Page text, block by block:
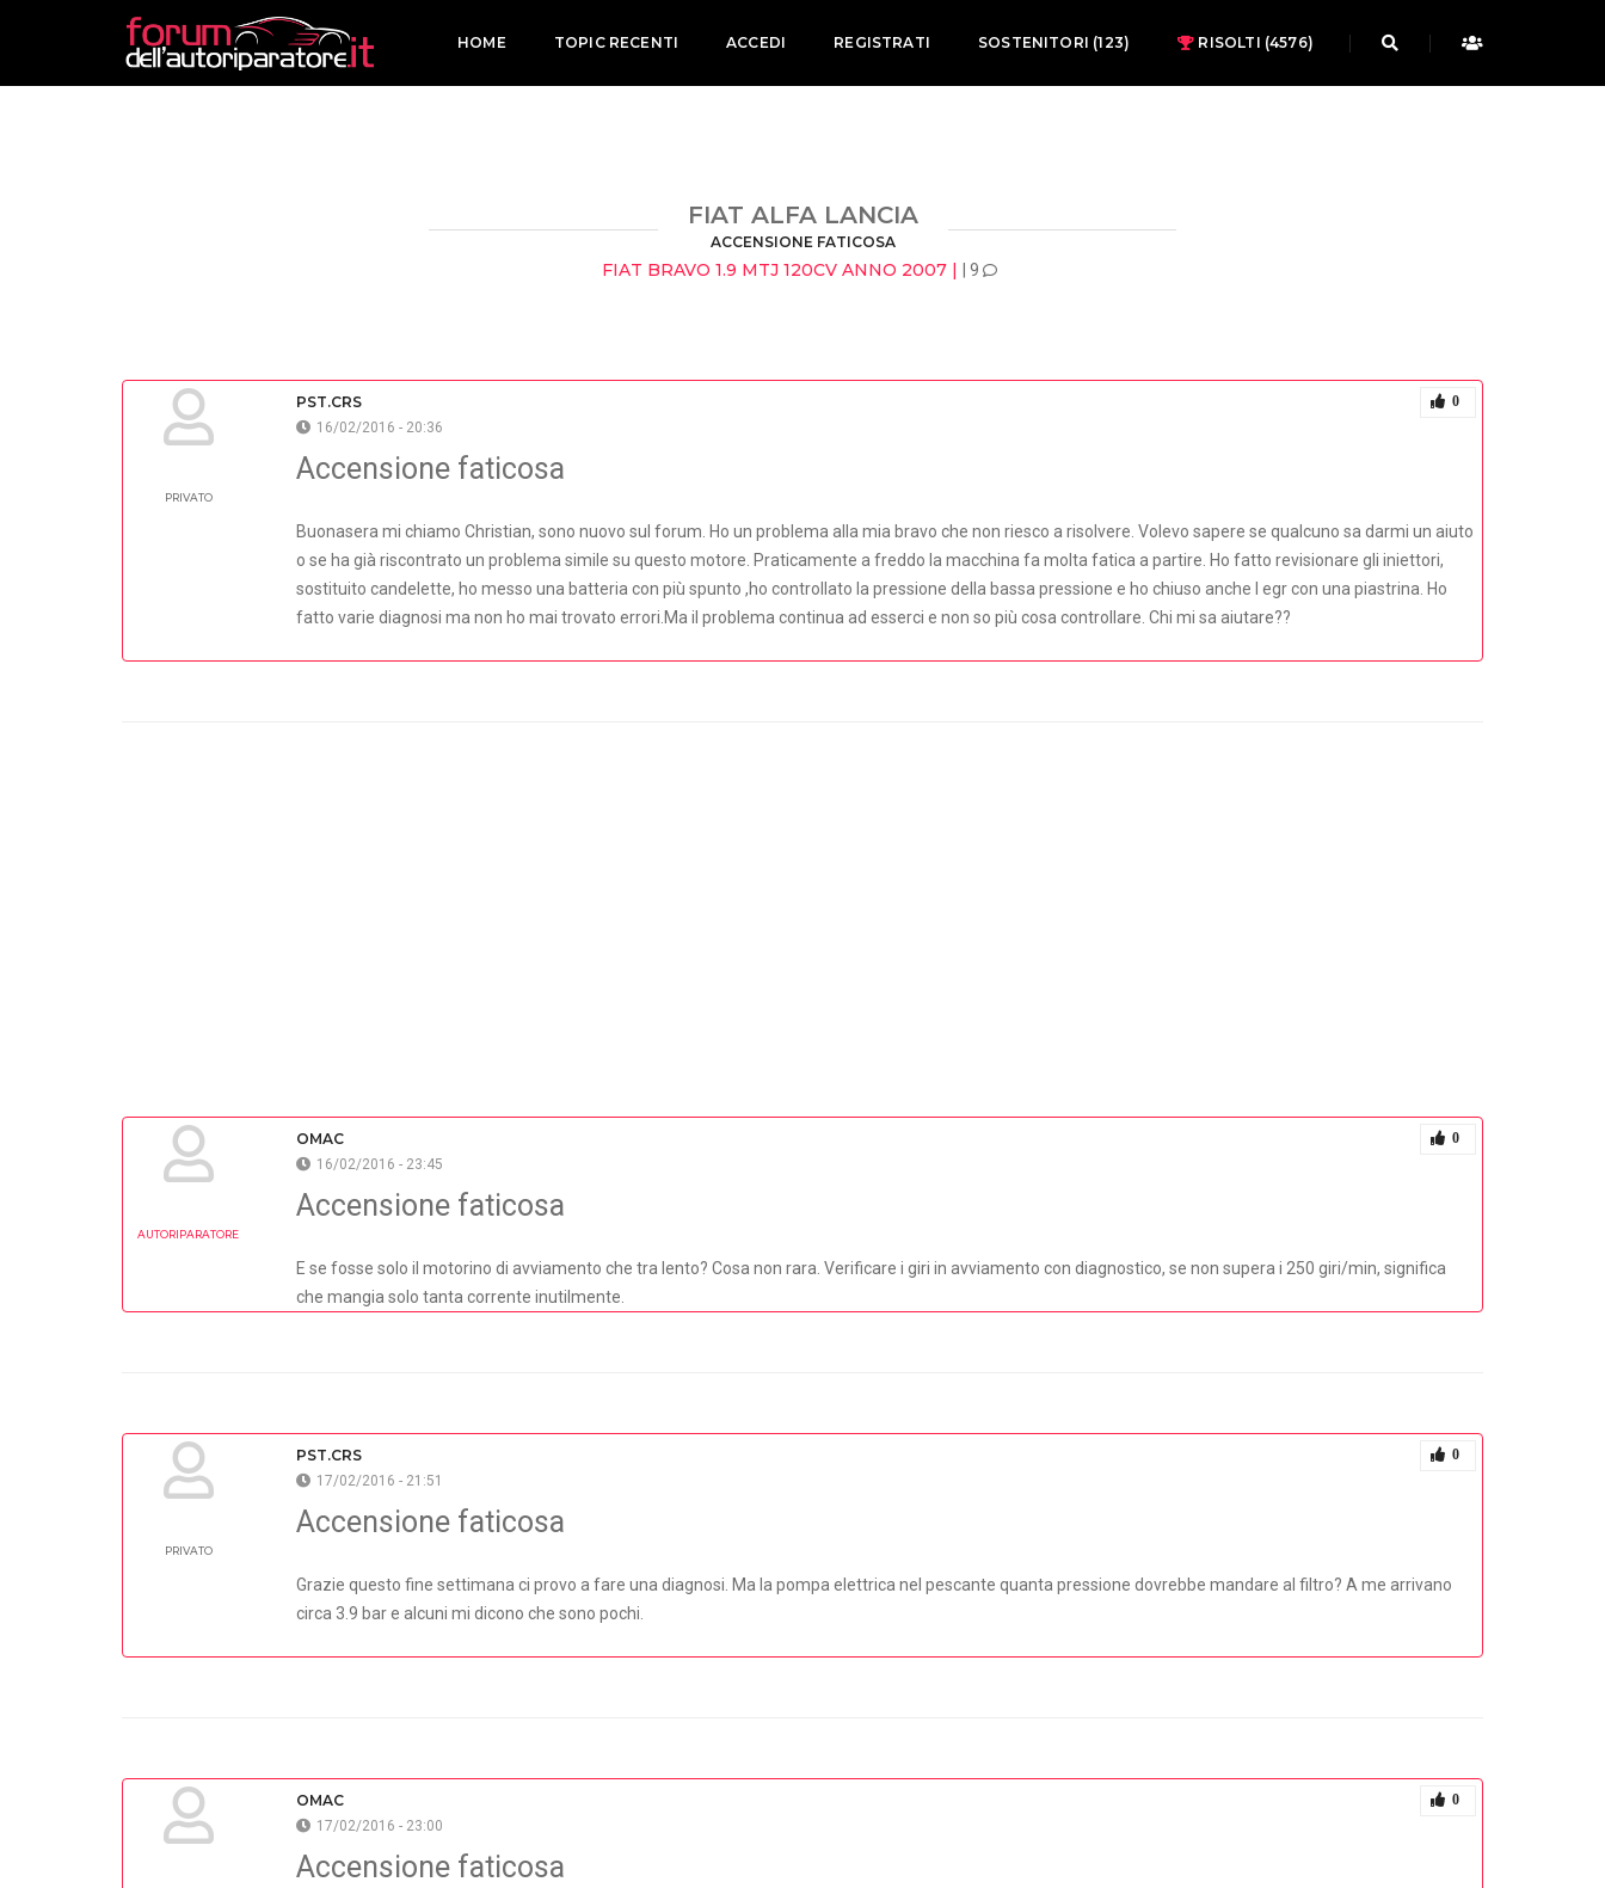
HOME TOPIC RECENTI ACCEDI REGISTRATI SOSTENITORI (123) RISOLTI (4576)
FIAT ALFA LANCIA
ACCENSIONE FATICOSA
FIAT BRAVO 1.9 MTJ 120CV ANNO 2007 | | 9
PRIVATO
PST.CRS 0
16/02/2016 - 20:36
Accensione faticosa
Buonasera mi chiamo Christian, sono nuovo sul forum. Ho un problema alla mia bravo che non riesco a risolvere. Volevo sapere se qualcuno sa darmi un aiuto
o se ha già riscontrato un problema simile su questo motore. Praticamente a freddo la macchina fa molta fatica a partire. Ho fatto revisionare gli iniettori,
sostituito candelette, ho messo una batteria con più spunto ,ho controllato la pressione della bassa pressione e ho chiuso anche l egr con una piastrina. Ho
fatto varie diagnosi ma non ho mai trovato errori.Ma il problema continua ad esserci e non so più cosa controllare. Chi mi sa aiutare??
AUTORIPARATORE
OMAC 0
16/02/2016 - 23:45
Accensione faticosa
E se fosse solo il motorino di avviamento che tra lento? Cosa non rara. Verificare i giri in avviamento con diagnostico, se non supera i 250 giri/min, significa
che mangia solo tanta corrente inutilmente.
PRIVATO
PST.CRS 0
17/02/2016 - 21:51
Accensione faticosa
Grazie questo fine settimana ci provo a fare una diagnosi. Ma la pompa elettrica nel pescante quanta pressione dovrebbe mandare al filtro? A me arrivano
circa 3.9 bar e alcuni mi dicono che sono pochi.
OMAC 0
17/02/2016 - 23:00
Accensione faticosa